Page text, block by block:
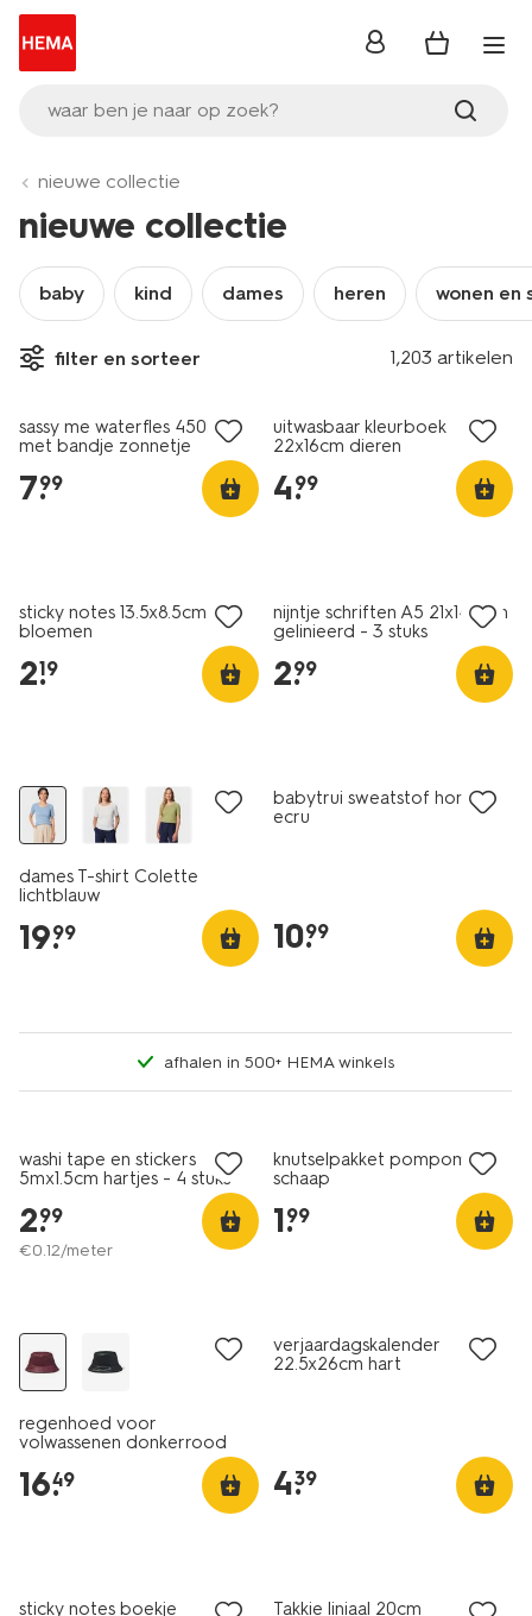
waar ben je naar op zoek?
inloggen
nieuwe collectie
nieuwe collectie
baby kind dames heren wonen en
filter en sorteer 1,203 artikelen
nieuw
sassy me waterfles 450ml
met bandje zonnetje
7.
99
uitwasbaar kleurboek
22x16cm dieren
4.
99
sticky notes 13.5x8.5cm
bloemen
2.
19
nijntje schriften A5 21x14.8cm
gelinieerd - 3 stuks
2.
99
dames T-shirt Colette
lichtblauw
19.
99
babytrui sweatstof hond
ecru
10.
99
afhalen in 500+ HEMA winkels
washi tape en stickers
5mx1.5cm hartjes - 4 stuks
2.
99
€0.12/meter
knutselpakket pompomset
schaap
1.
99
regenhoed voor
volwassenen donkerrood
16.
49
verjaardagskalender
22.5x26cm hart
4.
39
sticky notes boekje
Takkie liniaal 20cm